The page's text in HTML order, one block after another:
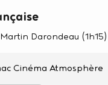
Darondeau (1h15)
Cinéma Atmosphère